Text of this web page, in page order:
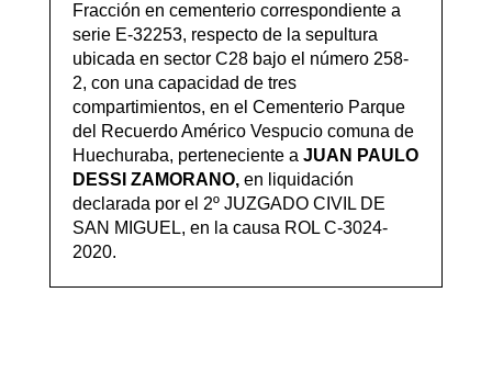
Fracción en cementerio correspondiente a
serie E-32253, respecto de la sepultura
ubicada en sector C28 bajo el número 258-
2, con una capacidad de tres
compartimientos, en el Cementerio Parque
del Recuerdo Américo Vespucio comuna de
Huechuraba, perteneciente a JUAN PAULO
DESSI ZAMORANO, en liquidación
declarada por el 2º JUZGADO CIVIL DE
SAN MIGUEL, en la causa ROL C-3024-
2020.